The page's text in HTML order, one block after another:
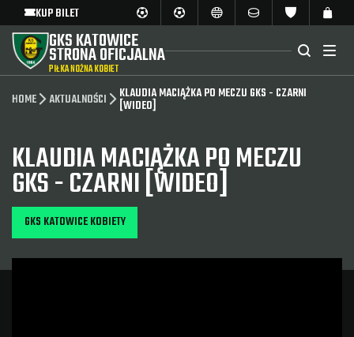
KUP BILET
GKS KATOWICE
STRONA OFICJALNA
PIŁKA NOŻNA KOBIET
HOME AKTUALNOŚCI KLAUDIA MACIĄŻKA PO MECZU GKS - CZARNI
[WIDEO]
KLAUDIA MACIĄŻKA PO MECZU
GKS - CZARNI [WIDEO]
GKS KATOWICE KOBIETY